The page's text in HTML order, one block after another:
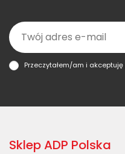
Przeczytałem/am i akceptuję
Sklep ADP Polska